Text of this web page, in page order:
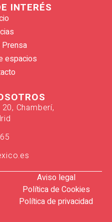
INTERÉS
espacios
Chamberí,
Aviso legal
Política de Cookies
Política de privacidad